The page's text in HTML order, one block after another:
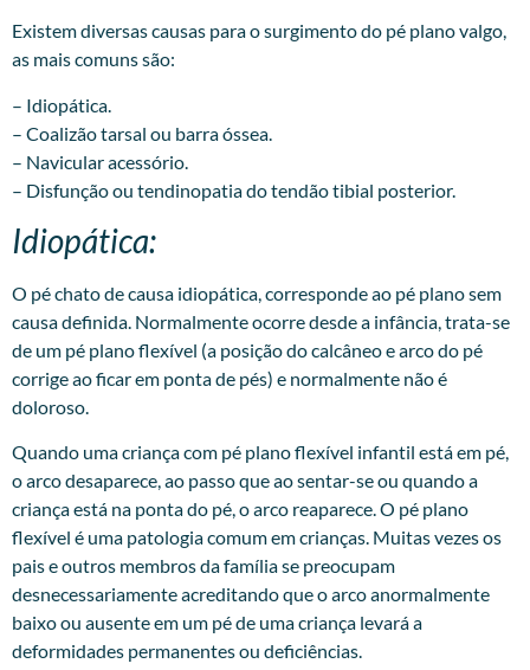
Existem diversas causas para o surgimento do pé plano valgo,
as mais comuns são:
– Idiopática.
– Coalizão tarsal ou barra óssea.
– Navicular acessório.
– Disfunção ou tendinopatia do tendão tibial posterior.
Idiopática:
O pé chato de causa idiopática, corresponde ao pé plano sem
causa definida. Normalmente ocorre desde a infância, trata-se
de um pé plano flexível (a posição do calcâneo e arco do pé
corrige ao ficar em ponta de pés) e normalmente não é
doloroso.
Quando uma criança com pé plano flexível infantil está em pé,
o arco desaparece, ao passo que ao sentar-se ou quando a
criança está na ponta do pé, o arco reaparece. O pé plano
flexível é uma patologia comum em crianças. Muitas vezes os
pais e outros membros da família se preocupam
desnecessariamente acreditando que o arco anormalmente
baixo ou ausente em um pé de uma criança levará a
deformidades permanentes ou deficiências.